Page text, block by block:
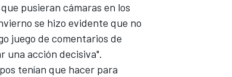
pusieran cámaras en los
se hizo evidente que no
juego de comentarios de
una acción decisiva".
tenían que hacer para